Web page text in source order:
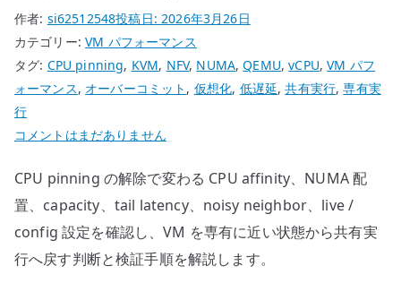
作者: si62512548投稿日: 2026年3月26日
カテゴリー:VM パフォーマンス
タグ: CPU pinning, KVM, NFV, NUMA,QEMU,vCPU,VM パフ
ォーマンス, オーバーコミット , 仮想化, 低遅延,共有実行,専有実
行
CPU
を
外
す
と
コメントはまだありません
CPU pinning の解除で変わる CPU affinity、NUMA 配
置、capacity、tail latency、noisy neighbor、live /
config 設定を確認し、VM を専有に近い状態から共有実
行へ戻す判断と検証手順を解説します。